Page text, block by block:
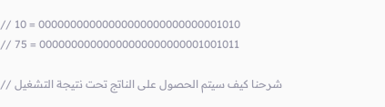
// 10 = 00000000000000000000000000001010
// 75 = 00000000000000000000000001001011
// شرحنا كيف سيتم الحصول على الناتج تحت نتيجة التشغيل